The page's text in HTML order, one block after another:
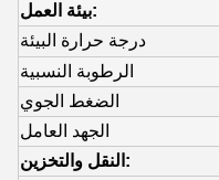
بيئة العمل:
درجة حرارة البيئة
الرطوبة النسبية
الضغط الجوي
الجهد العامل
النقل والتخزين: